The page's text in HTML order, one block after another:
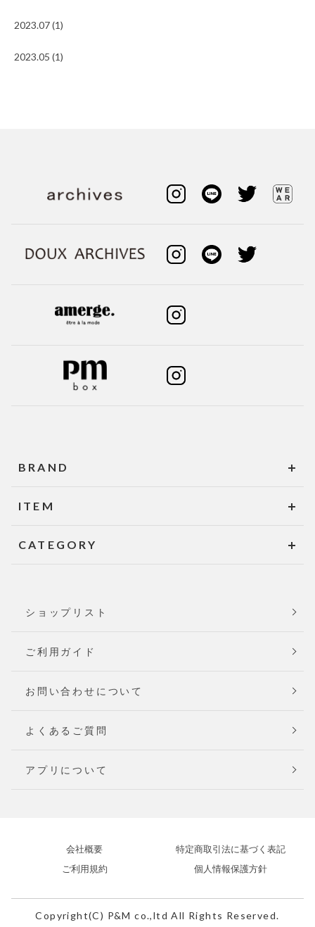
2023.07 (1)
2023.05 (1)
BRAND
ITEM
CATEGORY
ショップリスト
ご利用ガイド
お問い合わせについて
よくあるご質問
アプリについて
会社概要
特定商取引法に基づく表記
ご利用規約
個人情報保護方針
Copyright(C) P&M co.,ltd All Rights Reserved.